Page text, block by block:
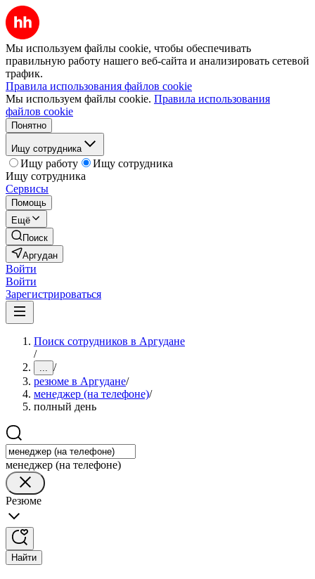
Мы используем файлы cookie, чтобы обеспечивать
правильную работу нашего веб-сайта и анализировать сетевой
трафик.
Правила использования файлов cookie
Мы используем файлы cookie. Правила использования
файлов cookie
Понятно
Ищу сотрудника
Ищу работу
Ищу сотрудника
Ищу сотрудника
Сервисы
Помощь
Ещё
Поиск
Аргудан
Войти
Войти
Зарегистрироваться
Поиск сотрудников в Аргудане
/
... /
резюме в Аргудане/
менеджер (на телефоне)/
полный день
менеджер (на телефоне)
Резюме
Найти